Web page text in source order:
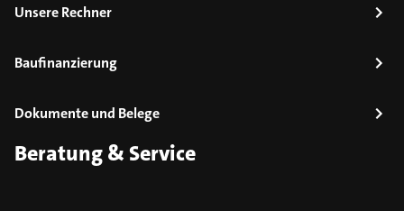
Unsere Rechner
Baufinanzierung
Dokumente und Belege
Beratung & Service